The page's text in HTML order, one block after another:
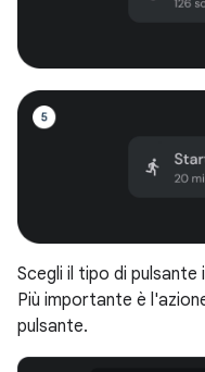
Scegli il tipo di
Più importante è
pulsante.